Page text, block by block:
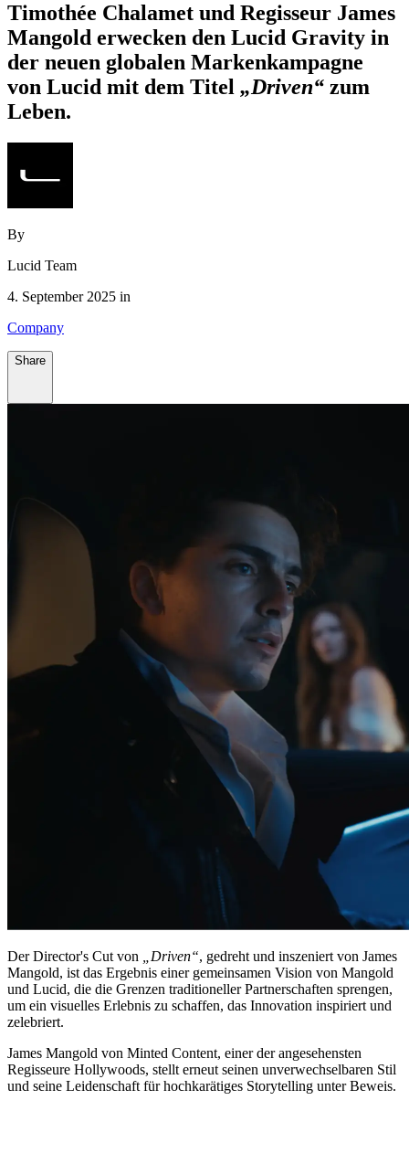
Timothée Chalamet und Regisseur James
Mangold erwecken den Lucid Gravity in
der neuen globalen Markenkampagne
von Lucid mit dem Titel „Driven“ zum
Leben.
By
Lucid Team
4. September 2025 in
Company
Share
Der Director's Cut von „Driven“, gedreht und inszeniert von James
Mangold, ist das Ergebnis einer gemeinsamen Vision von Mangold
und Lucid, die die Grenzen traditioneller Partnerschaften sprengen,
um ein visuelles Erlebnis zu schaffen, das Innovation inspiriert und
zelebriert.
James Mangold von Minted Content, einer der angesehensten
Regisseure Hollywoods, stellt erneut seinen unverwechselbaren Stil
und seine Leidenschaft für hochkarätiges Storytelling unter Beweis.